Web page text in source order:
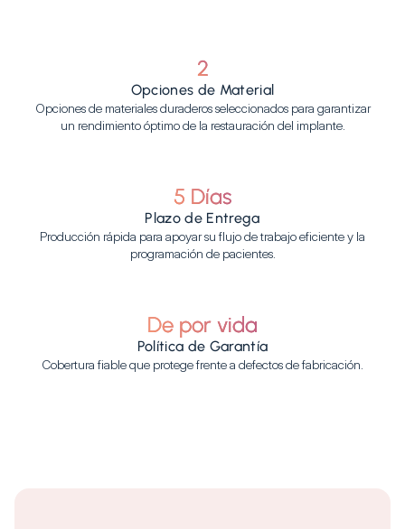
2
Opciones de Material
Opciones de materiales duraderos seleccionados para garantizar
un rendimiento óptimo de la restauración del implante.
5 Días
Plazo de Entrega
Producción rápida para apoyar su flujo de trabajo eficiente y la
programación de pacientes.
De por vida
Política de Garantía
Cobertura fiable que protege frente a defectos de fabricación.